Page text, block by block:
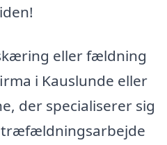
eller fældning
i Kauslunde eller
der specialiserer sig